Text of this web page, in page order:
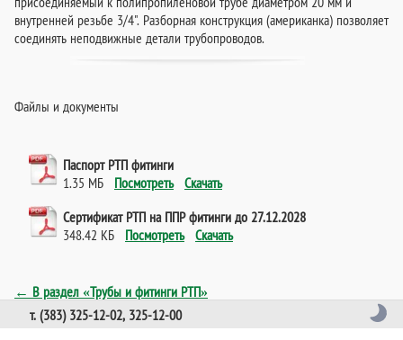
внутренней резьбе 3/4". Разборная конструкция (американка) позволяет
соединять неподвижные детали трубопроводов.
Файлы и документы
Паспорт РТП фитинги
1.35 МБ Посмотреть Скачать
Сертификат РТП на ППР фитинги до 27.12.2028
348.42 КБ Посмотреть Скачать
← В раздел «Трубы и фитинги РТП»
т. (383) 325-12-02, 325-12-00